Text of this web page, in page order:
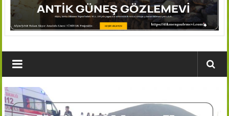
YEDİSEVİN
HABER
Köyleri
Haber
Portalı